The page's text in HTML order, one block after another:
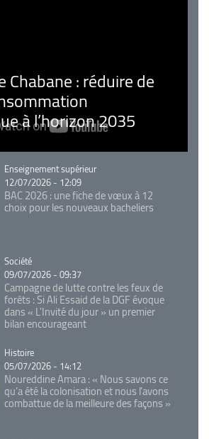
Chabane : réduire de
à l’horizon 2035
Catégorie
Enseignement supérieur
12/07/2026 - 12:09
BAC 2026 : une fiche de vœux à 12
choix pour les nouveaux bacheliers
Catégorie
Société
09/07/2026 - 09:37
Campagne de lutte contre les feux de
forêts : Si Ali Essaid de la DGF évoque
dans « L'Invité du jour » un premier
bilan encourageant
Catégorie
Histoire
05/07/2026 - 14:12
Noureddine Amara : « Nous savons ce
qu’a été la colonisation et nous l’avons
combattue de la meilleure des façons »